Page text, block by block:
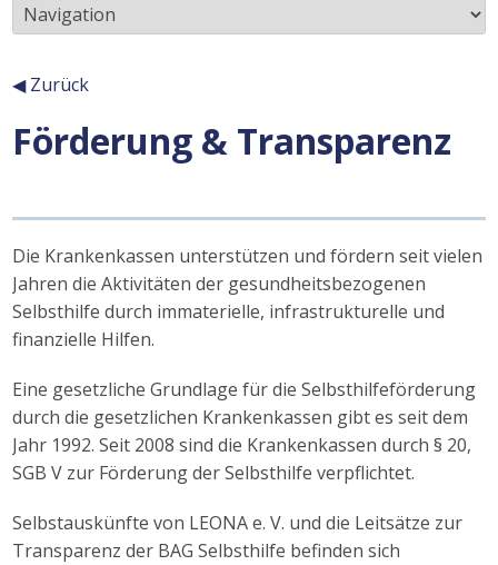
◀ Zurück
Inhalt
Förderung & Transparenz
Die Krankenkassen unterstützen und fördern seit vielen
Jahren die Aktivitäten der gesundheitsbezogenen
Selbsthilfe durch immaterielle, infrastrukturelle und
finanzielle Hilfen.
Eine gesetzliche Grundlage für die Selbsthilfeförderung
durch die gesetzlichen Krankenkassen gibt es seit dem
Jahr 1992. Seit 2008 sind die Krankenkassen durch § 20,
SGB V zur Förderung der Selbsthilfe verpflichtet.
Selbstauskünfte von LEONA e. V. und die Leitsätze zur
Transparenz der BAG Selbsthilfe befinden sich